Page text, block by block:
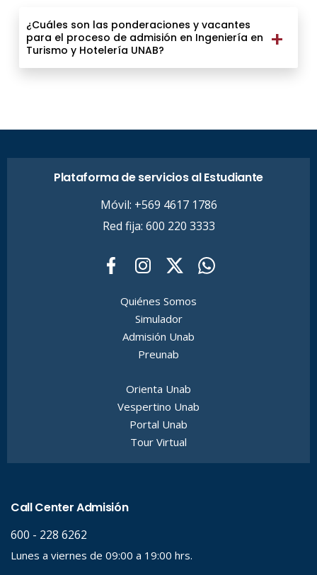
¿Cuáles son las ponderaciones y vacantes
para el proceso de admisión en Ingeniería en
Turismo y Hotelería UNAB?